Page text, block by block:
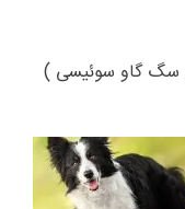
سگ گاو سوئیسی )